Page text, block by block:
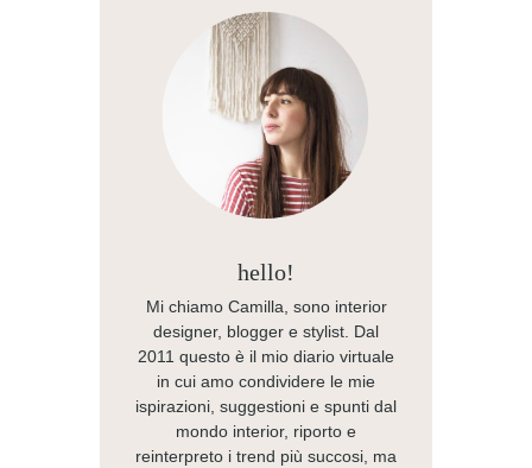
hello!
Mi chiamo Camilla, sono interior
designer, blogger e stylist. Dal
2011 questo è il mio diario virtuale
in cui amo condividere le mie
ispirazioni, suggestioni e spunti dal
mondo interior, riporto e
reinterpreto i trend più succosi, ma